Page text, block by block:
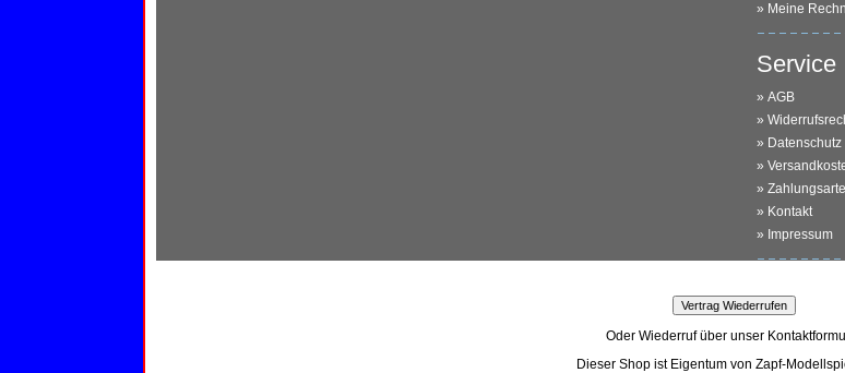
» Meine
Service
» AGB
»
» Datenschutz
»
»
» Kontakt
» Impressum
Oder Wiederruf über unser
Dieser Shop ist Eigentum von Zapf-